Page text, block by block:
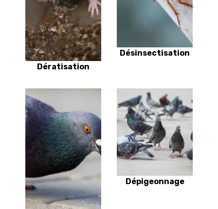
Dératisation
Désinsectisation
Dépigeonnage